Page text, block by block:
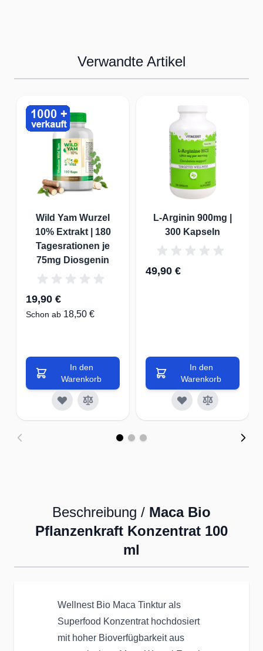
Verwandte Artikel
Wild Yam Wurzel
10% Extrakt | 180
Tagesrationen je
75mg Diosgenin
19,90 €
Schon ab 18,50 €
In den
Warenkorb
L-Arginin 900mg |
300 Kapseln
49,90 €
In den
Warenkorb
Beschreibung / Maca Bio
Pflanzenkraft Konzentrat 100
ml
Wellnest Bio Maca Tinktur als
Superfood Konzentrat hochdosiert
mit hoher Bioverfügbarkeit aus